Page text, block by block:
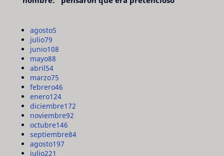
agosto5
julio79
junio108
mayo88
abril54
marzo75
febrero46
enero124
diciembre172
noviembre92
octubre146
septiembre84
agosto197
julio221